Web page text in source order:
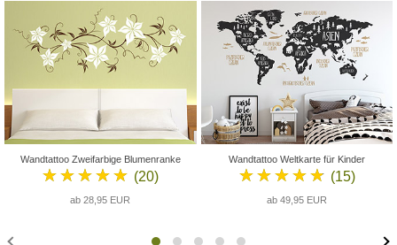
Wandtattoo Zweifarbige Blumenranke
★★★★★ (20)
ab 28,95 EUR
Wandtattoo Weltkarte für Kinder
★★★★★ (15)
ab 49,95 EUR